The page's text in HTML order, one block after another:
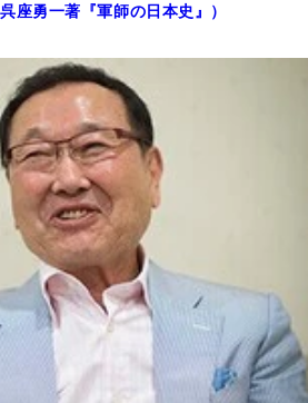
座勇一著『軍師の日本史』）